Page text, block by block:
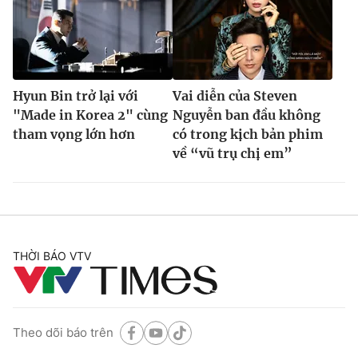
Hyun Bin trở lại với
"Made in Korea 2" cùng
tham vọng lớn hơn
Vai diễn của Steven
Nguyễn ban đầu không
có trong kịch bản phim
về “vũ trụ chị em”
THỜI BÁO VTV
Theo dõi báo trên